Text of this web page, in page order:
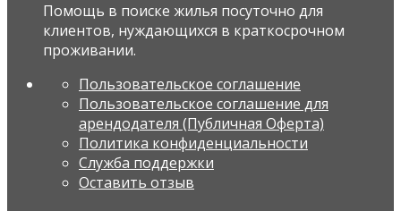
Помощь в поиске жилья посуточно для
клиентов, нуждающихся в краткосрочном
проживании.
Пользовательское соглашение
Пользовательское соглашение для
арендодателя (Публичная Оферта)
Политика конфиденциальности
Служба поддержки
Оставить отзыв